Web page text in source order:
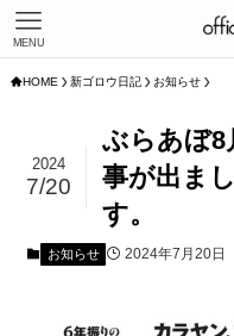
MENU
HOME 新ゴロウ日記 お知らせ
ぶらあぼ8
事が出ま
す。
2024
7/20
お知らせ 2024年7月20日